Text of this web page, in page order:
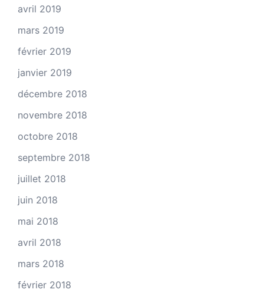
avril 2019
mars 2019
février 2019
janvier 2019
décembre 2018
novembre 2018
octobre 2018
septembre 2018
juillet 2018
juin 2018
mai 2018
avril 2018
mars 2018
février 2018